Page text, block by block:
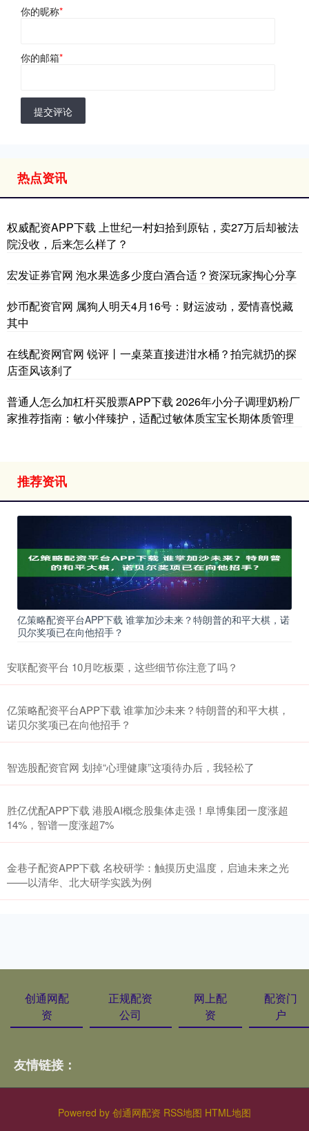
你的昵称*
你的邮箱*
提交评论
热点资讯
权威配资APP下载 上世纪一村妇拾到原钻，卖27万后却被法
院没收，后来怎么样了？
宏发证券官网 泡水果选多少度白酒合适？资深玩家掏心分享
炒币配资官网 属狗人明天4月16号：财运波动，爱情喜悦藏
其中
在线配资网官网 锐评丨一桌菜直接进泔水桶？拍完就扔的探
店歪风该刹了
普通人怎么加杠杆买股票APP下载 2026年小分子调理奶粉厂
家推荐指南：敏小伴臻护，适配过敏体质宝宝长期体质管理
推荐资讯
亿策略配资平台APP下载 谁掌加沙未来？特朗普的和平大棋，诺
贝尔奖项已在向他招手？
安联配资平台 10月吃板栗，这些细节你注意了吗？
亿策略配资平台APP下载 谁掌加沙未来？特朗普的和平大棋，
诺贝尔奖项已在向他招手？
智选股配资官网 划掉“心理健康”这项待办后，我轻松了
胜亿优配APP下载 港股AI概念股集体走强！阜博集团一度涨超
14%，智谱一度涨超7%
金巷子配资APP下载 名校研学：触摸历史温度，启迪未来之光
——以清华、北大研学实践为例
创通网配
资
正规配资
公司
网上配
资
配资门
户
友情链接：
Powered by 创通网配资 RSS地图 HTML地图